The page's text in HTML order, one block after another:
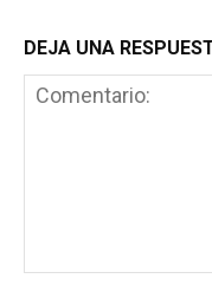
DEJA UNA